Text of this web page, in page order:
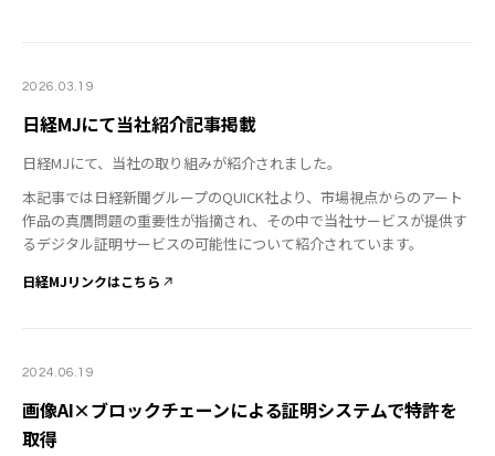
2026.03.19
日経MJにて当社紹介記事掲載
日経MJにて、当社の取り組みが紹介されました。
本記事では日経新聞グループのQUICK社より、市場視点からのアート
作品の真贋問題の重要性が指摘され、その中で当社サービスが提供す
るデジタル証明サービスの可能性について紹介されています。
日経MJリンクはこちら
2024.06.19
画像AI×ブロックチェーンによる証明システムで特許を
取得